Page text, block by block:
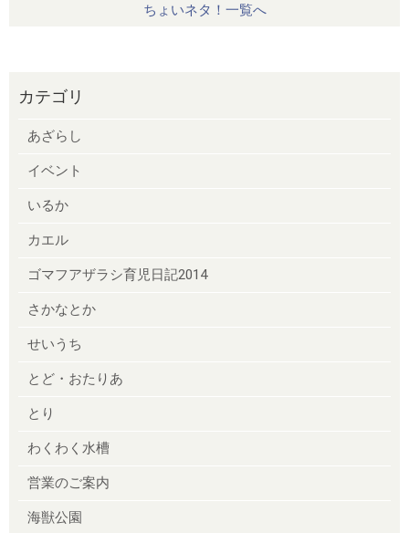
ちょいネタ！一覧へ
カテゴリ
あざらし
イベント
いるか
カエル
ゴマフアザラシ育児日記2014
さかなとか
せいうち
とど・おたりあ
とり
わくわく水槽
営業のご案内
海獣公園